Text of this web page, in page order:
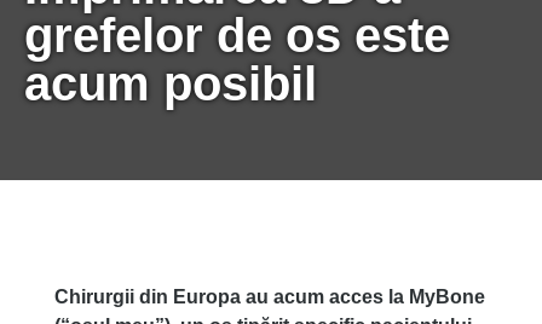
grefelor de os este
acum posibil
Chirurgii din Europa au acum acces la MyBone